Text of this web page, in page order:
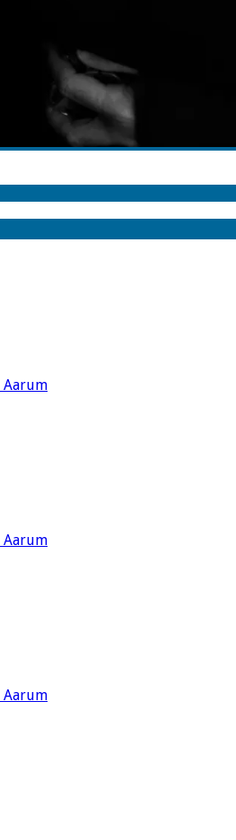
Aarum
Aarum
Aarum